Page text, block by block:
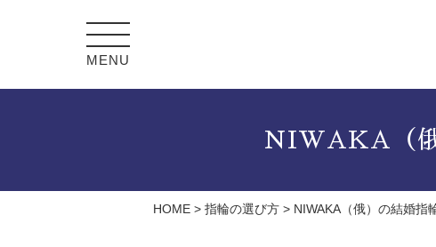
MENU
NIWAKA（俄
HOME > 指輪の選び方 > NIWAKA（俄）の結婚指